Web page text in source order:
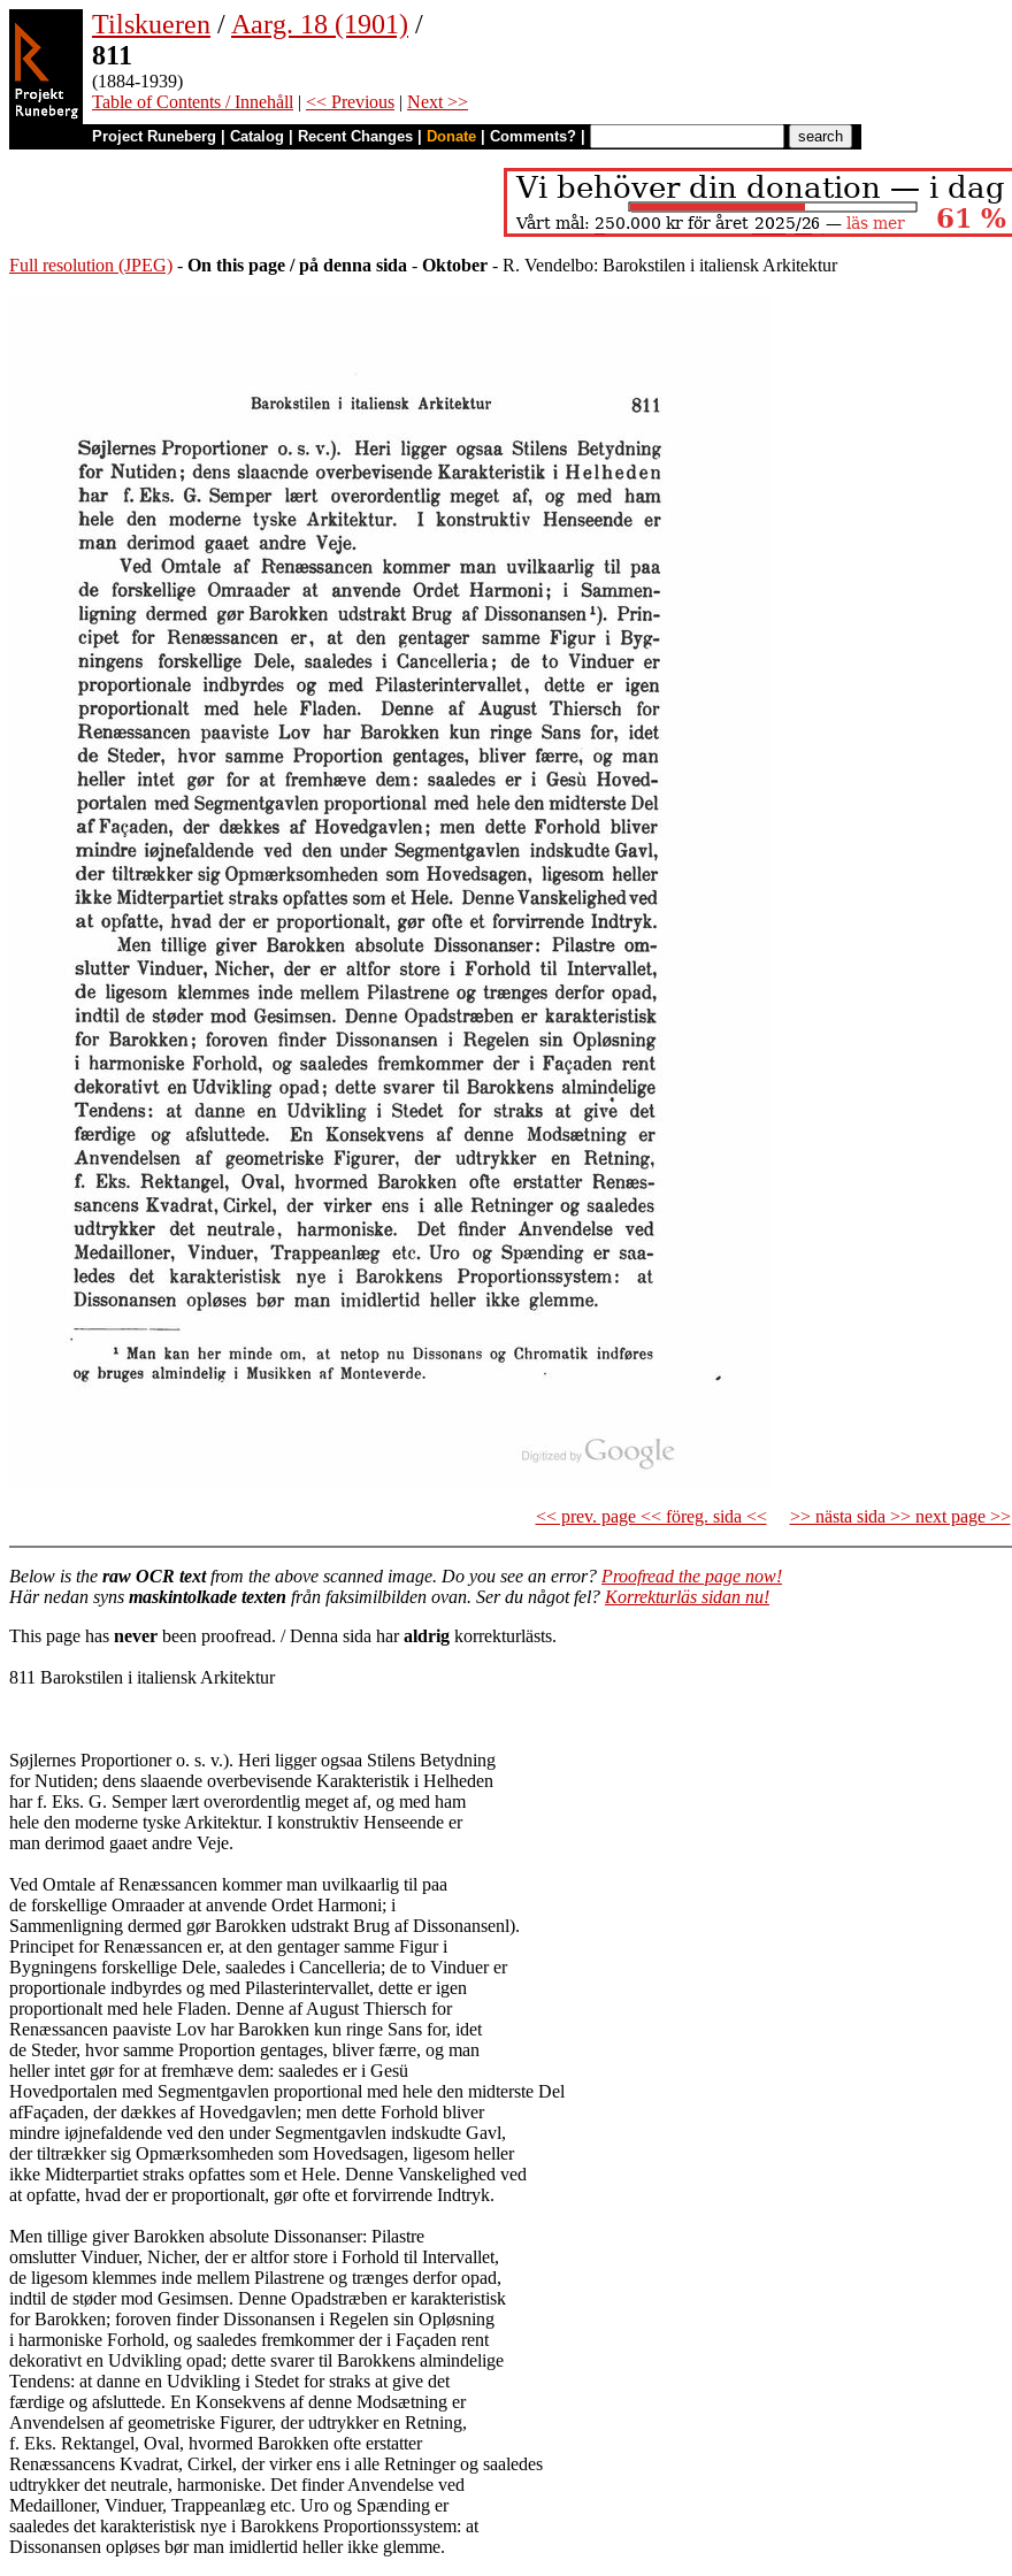
Tilskueren / Aarg. 18 (1901) /
811
(1884-1939)
Table of Contents / Innehåll | << Previous | Next >>
Project Runeberg Catalog Recent Changes Donate Comments?
Full resolution (JPEG) - On this page / på denna sida - Oktober - R. Vendelbo: Barokstilen i italiensk Arkitektur
<< prev. page << föreg. sida << >> nästa sida >> next page >>
Below is the raw OCR textfrom the above scanned image. Do you see an error? Proofread the page now!
Här nedan syns maskintolkade texten från faksimilbilden ovan. Ser du något fel? Korrekturläs sidan nu!
This page has never been proofread. / Denna sida haraldrig korrekturlästs.
811 Barokstilen i italiensk Arkitektur
Søjlernes Proportioner o. s. v.). Heri ligger ogsaa Stilens Betydning
for Nutiden; dens slaaende overbevisende Karakteristik i Helheden
har f. Eks. G. Semper lært overordentlig meget af, og med ham
hele den moderne tyske Arkitektur. I konstruktiv Henseende er
man derimod gaaet andre Veje.
Ved Omtale af Renæssancen kommer man uvilkaarlig til paa
de forskellige Omraader at anvende Ordet Harmoni; i
Sammenligning dermed gør Barokken udstrakt Brug af Dissonansenl).
Principet for Renæssancen er, at den gentager samme Figur i
Bygningens forskellige Dele, saaledes i Cancelleria; de to Vinduer er
proportionale indbyrdes og med Pilasterintervallet, dette er igen
proportionalt med hele Fladen. Denne af August Thiersch for
Renæssancen paaviste Lov har Barokken kun ringe Sans for, idet
de Steder, hvor samme Proportion gentages, bliver færre, og man
heller intet gør for at fremhæve dem: saaledes er i Gesü
Hovedportalen med Segmentgavlen proportional med hele den midterste Del
afFaçaden, der dækkes af Hovedgavlen; men dette Forhold bliver
mindre iøjnefaldende ved den under Segmentgavlen indskudte Gavl,
der tiltrækker sig Opmærksomheden som Hovedsagen, ligesom heller
ikke Midterpartiet straks opfattes som et Hele. Denne Vanskelighed ved
at opfatte, hvad der er proportionalt, gør ofte et forvirrende Indtryk.
Men tillige giver Barokken absolute Dissonanser: Pilastre
omslutter Vinduer, Nicher, der er altfor store i Forhold til Intervallet,
de ligesom klemmes inde mellem Pilastrene og trænges derfor opad,
indtil de støder mod Gesimsen. Denne Opadstræben er karakteristisk
for Barokken; foroven finder Dissonansen i Regelen sin Opløsning
i harmoniske Forhold, og saaledes fremkommer der i Façaden rent
dekorativt en Udvikling opad; dette svarer til Barokkens almindelige
Tendens: at danne en Udvikling i Stedet for straks at give det
færdige og afsluttede. En Konsekvens af denne Modsætning er
Anvendelsen af geometriske Figurer, der udtrykker en Retning,
f. Eks. Rektangel, Oval, hvormed Barokken ofte erstatter
Renæssancens Kvadrat, Cirkel, der virker ens i alle Retninger og saaledes
udtrykker det neutrale, harmoniske. Det finder Anvendelse ved
Medailloner, Vinduer, Trappeanlæg etc. Uro og Spænding er
saaledes det karakteristisk nye i Barokkens Proportionssystem: at
Dissonansen opløses bør man imidlertid heller ikke glemme.